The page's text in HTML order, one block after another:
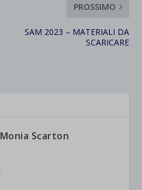
PROSSIMO
SAM 2023 – MATERIALI DA
SCARICARE
Monia Scarton